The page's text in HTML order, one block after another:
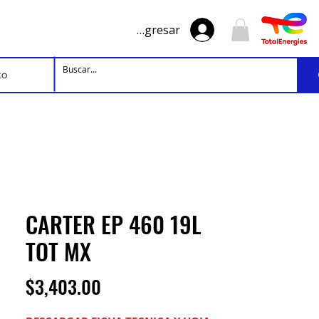
Ingresar
CARTER EP 460 19L
TOT MX
$3,403.00